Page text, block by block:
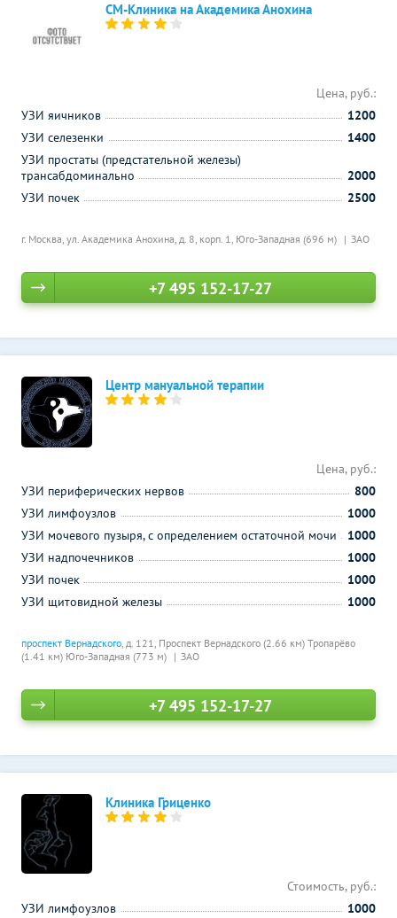
СМ-Клиника на Академика Анохина
г. Москва, ул. Академика Анохина, д. 8, корп. 1, Юго-Западная (696 м) ЗАО
Цена, руб.:
УЗИ яичников
1200
УЗИ селезенки
1400
УЗИ простаты (предстательной железы)
трансабдоминально
2000
УЗИ почек
2500
+7 495 152-17-27
Центр мануальной терапии
проспект Вернадского, д. 121, Проспект Вернадского (2.66 км) Тропарёво
(1.41 км) Юго-Западная (773 м) ЗАО
Цена, руб.:
УЗИ периферических нервов
800
УЗИ лимфоузлов
1000
УЗИ мочевого пузыря, с определением остаточной мочи
1000
УЗИ надпочечников
1000
УЗИ почек
1000
УЗИ щитовидной железы
1000
+7 495 152-17-27
Клиника Гриценко
Стоимость, руб.:
УЗИ лимфоузлов
1000